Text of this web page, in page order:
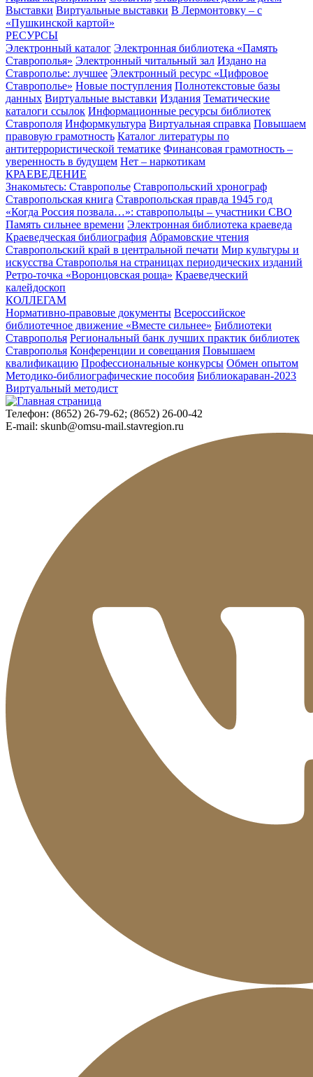
Выставки Виртуальные выставки В Лермонтовку – с
«Пушкинской картой»
РЕСУРСЫ
Электронный каталог Электронная библиотека «Память
Ставрополья» Электронный читальный зал Издано на
Ставрополье: лучшее Электронный ресурс «Цифровое
Ставрополье» Новые поступления Полнотекстовые базы
данных Виртуальные выставки Издания Тематические
каталоги ссылок Информационные ресурсы библиотек
Ставрополя Информкультура Виртуальная справка Повышаем
правовую грамотность Каталог литературы по
антитеррористической тематике Финансовая грамотность –
уверенность в будущем Нет – наркотикам
КРАЕВЕДЕНИЕ
Знакомьтесь: Ставрополье Ставропольский хронограф
Ставропольская книга Ставропольская правда 1945 год
«Когда Россия позвала…»: ставропольцы – участники СВО
Память сильнее времени Электронная библиотека краеведа
Краеведческая библиография Абрамовские чтения
Ставропольский край в центральной печати Мир культуры и
искусства Ставрополья на страницах периодических изданий
Ретро-точка «Воронцовская роща» Краеведческий
калейдоскоп
КОЛЛЕГАМ
Нормативно-правовые документы Всероссийское
библиотечное движение «Вместе сильнее» Библиотеки
Ставрополья Региональный банк лучших практик библиотек
Ставрополья Конференции и совещания Повышаем
квалификацию Профессиональные конкурсы Обмен опытом
Методико-библиографические пособия Библиокараван-2023
Виртуальный методист
Телефон: (8652) 26-79-62; (8652) 26-00-42
E-mail: skunb@omsu-mail.stavregion.ru